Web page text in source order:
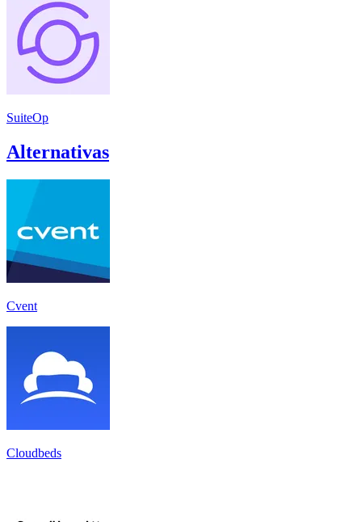
SuiteOp
Alternativas
Cvent
Cloudbeds